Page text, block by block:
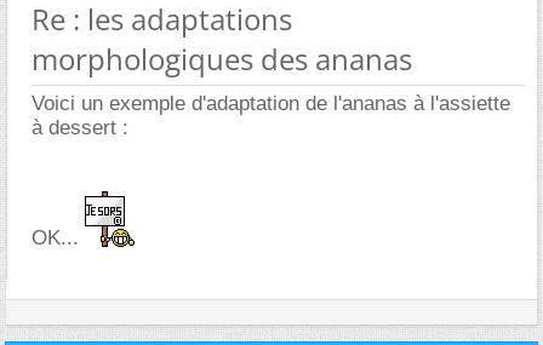
Re : les adaptations
morphologiques des ananas
Voici un exemple d'adaptation de l'ananas à l'assiette
à dessert :
OK...